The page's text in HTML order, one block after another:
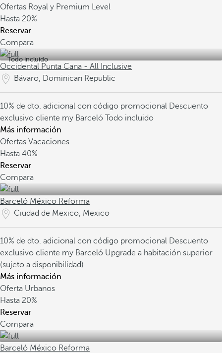
Ofertas Royal y Premium Level
Hasta 20%
Reservar
Compara
Todo incluido
Occidental Punta Cana - All Inclusive
Bávaro, Dominican Republic
10% de dto. adicional con código promocional Descuento
exclusivo cliente my Barceló Todo incluido
Más información
Ofertas Vacaciones
Hasta 40%
Reservar
Compara
Barceló México Reforma
Ciudad de Mexico, Mexico
10% de dto. adicional con código promocional Descuento
exclusivo cliente my Barceló Upgrade a habitación superior
(sujeto a disponibilidad)
Más información
Oferta Urbanos
Hasta 20%
Reservar
Compara
Barceló México Reforma